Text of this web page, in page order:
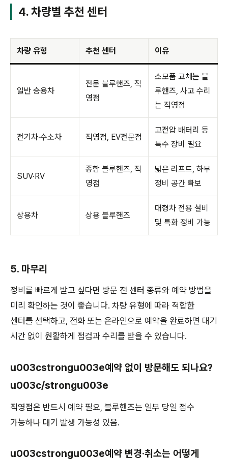
4. 차량별 추천 센터
차량 유형 추천 센터 이유
일반 승용차
전문 블루핸즈, 직
영점
소모품 교체는 블
루핸즈, 사고 수리
는 직영점
전기차·수소차 직영점, EV전문점
고전압 배터리 등
특수 장비 필요
SUV·RV
종합 블루핸즈, 직
영점
넓은 리프트, 하부
정비 공간 확보
상용차 상용 블루핸즈
대형차 전용 설비
및 특화 정비 가능
5. 마무리
정비를 빠르게 받고 싶다면 방문 전 센터 종류와 예약 방법을
미리 확인하는 것이 좋습니다. 차량 유형에 따라 적합한
센터를 선택하고, 전화 또는 온라인으로 예약을 완료하면 대기
시간 없이 원활하게 점검과 수리를 받을 수 있습니다.
u003cstrongu003e예약 없이 방문해도 되나요?
u003c/strongu003e
직영점은 반드시 예약 필요, 블루핸즈는 일부 당일 접수
가능하나 대기 발생 가능성 있음.
u003cstrongu003e예약 변경·취소는 어떻게